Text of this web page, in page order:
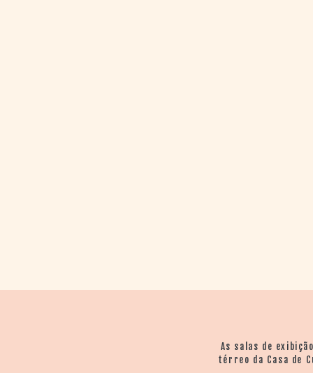
As salas de
térreo da Casa de